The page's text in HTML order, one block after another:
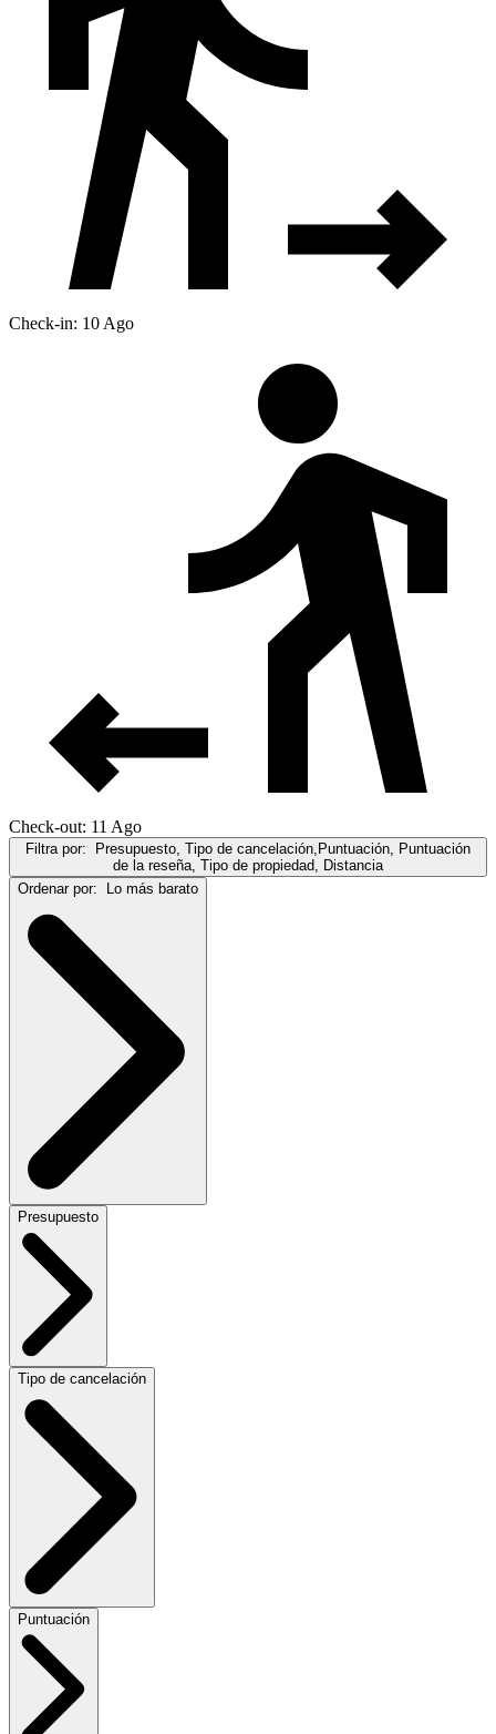
Check-in: 10 Ago
Check-out: 11 Ago
Filtra por:
Presupuesto, Tipo de cancelación,Puntuación, Puntuación
de la reseña, Tipo de propiedad, Distancia
Ordenar por:
Lo más barato
Presupuesto
Tipo de cancelación
Puntuación